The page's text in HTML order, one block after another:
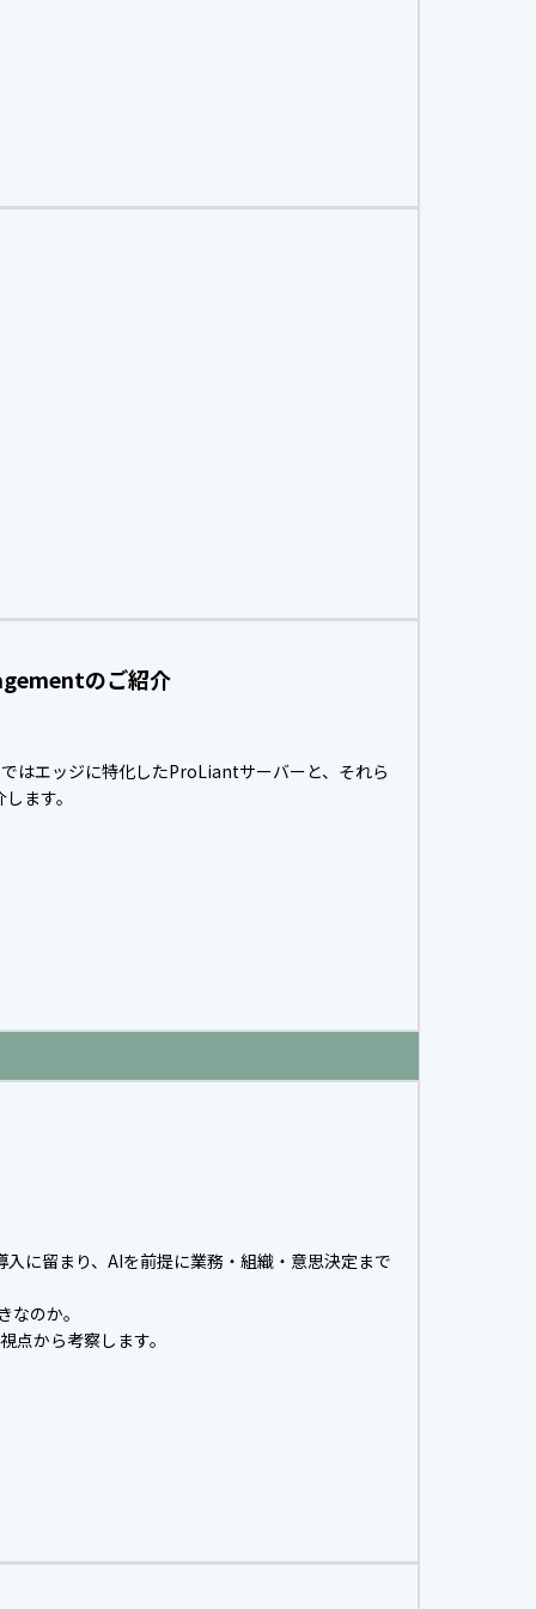
のご紹介
はエッジに特化したProLiantサーバーと、それら
ます。
に留まり、AIを前提に業務・組織・意思決定まで
のか。
から考察します。